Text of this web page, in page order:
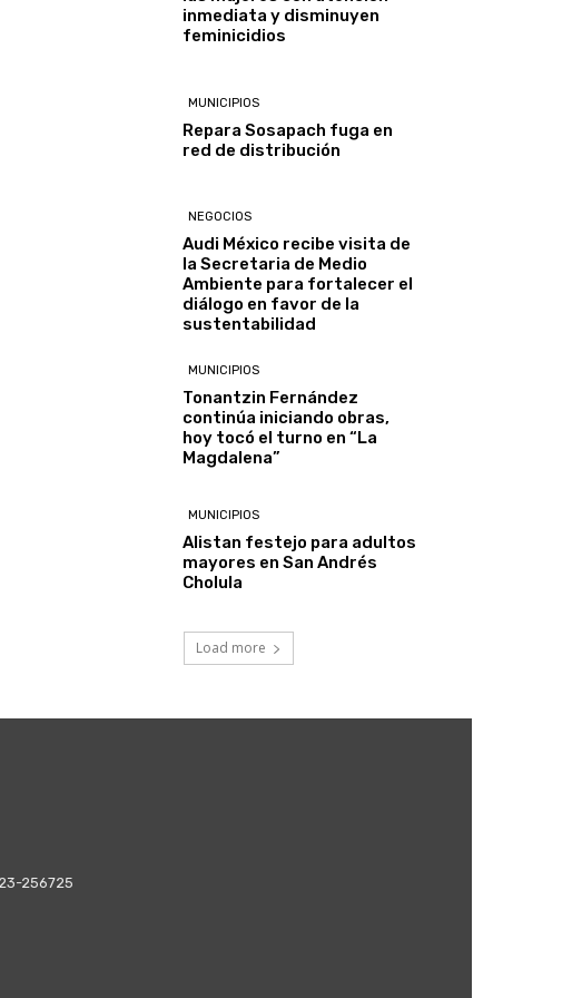
inmediata y disminuyen
feminicidios
MUNICIPIOS
Repara Sosapach fuga en
red de distribución
NEGOCIOS
Audi México recibe visita de
la Secretaria de Medio
Ambiente para fortalecer el
diálogo en favor de la
sustentabilidad
MUNICIPIOS
Tonantzin Fernández
continúa iniciando obras,
hoy tocó el turno en “La
Magdalena”
MUNICIPIOS
Alistan festejo para adultos
mayores en San Andrés
Cholula
Load more
256725